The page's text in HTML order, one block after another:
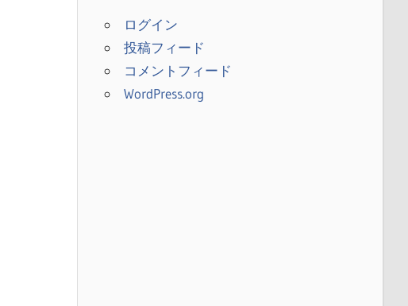
ログイン
投稿フィード
コメントフィード
WordPress.org